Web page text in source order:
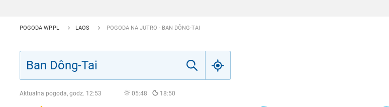
POGODA WP.PL LAOS POGODA NA JUTRO - BAN DÔNG-TAI
Aktualna pogoda, godz. 12:53 05:48 18:50